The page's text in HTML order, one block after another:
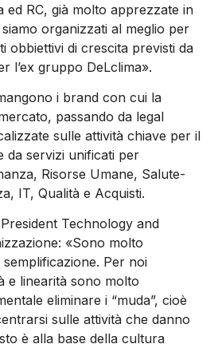
ed RC, già molto apprezzate in
organizzati al meglio per
obbiettivi di crescita previsti da
l’ex gruppo DeLclima».
i brand con cui la
passando da legal
sulle attività chiave per il
da servizi unificati per
Risorse Umane, Salute-
IT, Qualità e Acquisti.
Technology and
«Sono molto
Per noi
e linearità sono molto
eliminare i “muda”, cioè
sulle attività che danno
è alla base della cultura